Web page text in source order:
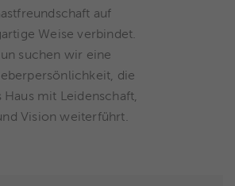
auf
Weise verbindet.
suchen wir eine
die
Haus mit Leidenschaft,
Vision weiterführt.